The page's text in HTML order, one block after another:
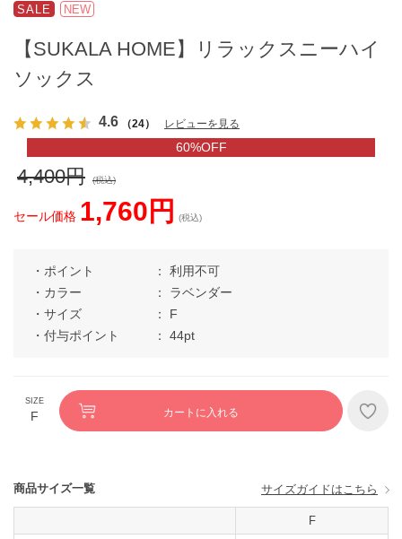
SALE NEW
【SUKALA HOME】リラックスニーハイ
ソックス
4.6 （24） レビューを見る
60%OFF
4,400円 (税込)
セール価格 1,760円 (税込)
ポイント
利用不可
カラー
ラベンダー
サイズ
F
付与ポイント
44pt
F カートに入れる
商品サイズ一覧 サイズガイドはこちら
F